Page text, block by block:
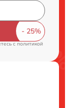
cполитикой